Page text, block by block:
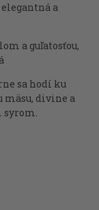
a
a guľatosťou,
sa hodí ku
mäsu, divine a
syrom.